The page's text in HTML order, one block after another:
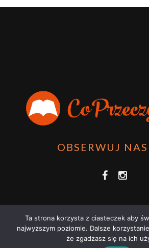
OBSERWUJ
COPRZECZYTAĆ.PL 2021 | STRONA
Ta strona korzysta z ciasteczek aby
najwyższym poziomie. Dalsze
że zgadzasz się na ich